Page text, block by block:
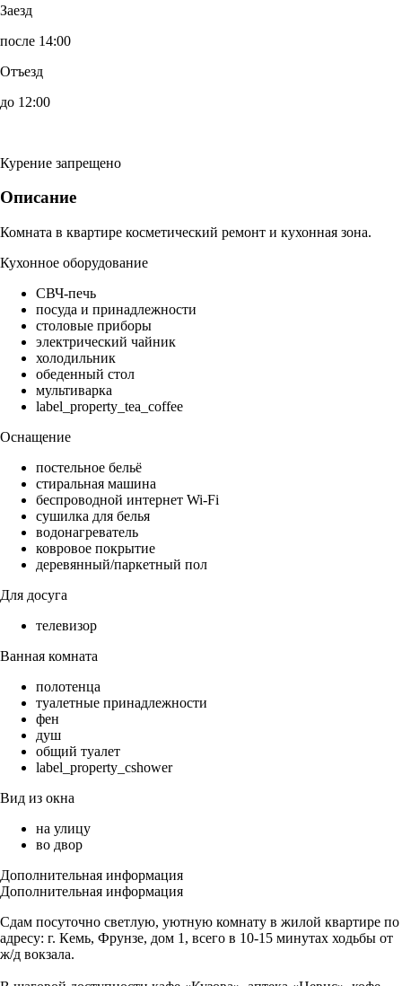
Заезд
после 14:00
Отъезд
до 12:00
Курение запрещено
Описание
Комната в квартире косметический ремонт и кухонная зона.
Кухонное оборудование
СВЧ-печь
посуда и принадлежности
столовые приборы
электрический чайник
холодильник
обеденный стол
мультиварка
label_property_tea_coffee
Оснащение
постельное бельё
стиральная машина
беспроводной интернет Wi-Fi
сушилка для белья
водонагреватель
ковровое покрытие
деревянный/паркетный пол
Для досуга
телевизор
Ванная комната
полотенца
туалетные принадлежности
фен
душ
общий туалет
label_property_cshower
Вид из окна
на улицу
во двор
Дополнительная информация
Дополнительная информация
Сдам посуточно светлую, уютную комнату в жилой квартире по
адресу: г. Кeмь, Фрунзе, дом 1, всего в 10-15 минутах ходьбы от
ж/д вoкзaлa.